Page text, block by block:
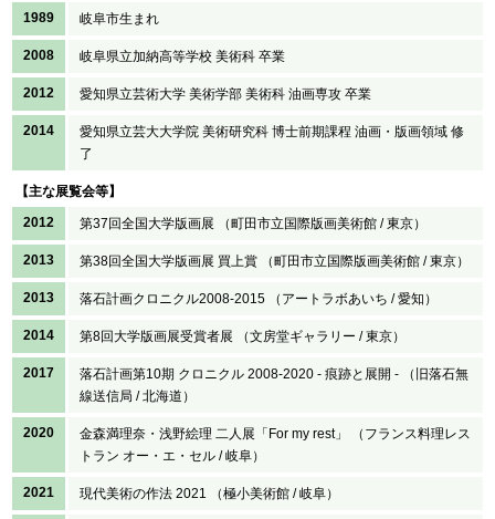
1989
岐阜市生まれ
2008 岐阜県立加納高等学校 美術科 卒業
2012 愛知県立芸術大学 美術学部 美術科 油画専攻 卒業
2014
愛知県立芸大大学院 美術研究科 博士前期課程 油画・版画領域 修
了
【主な展覧会等】
2012
第37回全国大学版画展 （町田市立国際版画美術館 / 東京）
2013 第38回全国大学版画展 買上賞 （町田市立国際版画美術館 / 東京）
2013 落石計画クロニクル2008-2015 （アートラボあいち / 愛知）
2014 第8回大学版画展受賞者展 （文房堂ギャラリー / 東京）
2017
落石計画第10期 クロニクル 2008-2020 - 痕跡と展開 - （旧落石無
線送信局 / 北海道）
2020
金森満理奈・浅野絵理 二人展「For my rest」 （フランス料理レス
トラン オー・エ・セル / 岐阜）
2021 現代美術の作法 2021 （極小美術館 / 岐阜）